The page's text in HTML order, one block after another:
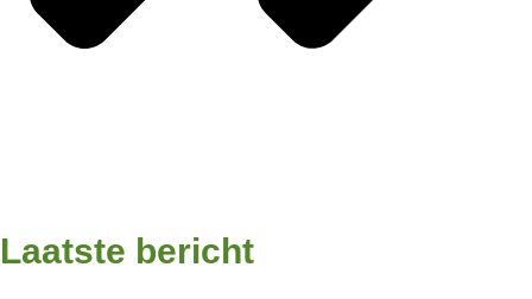
Laatste bericht